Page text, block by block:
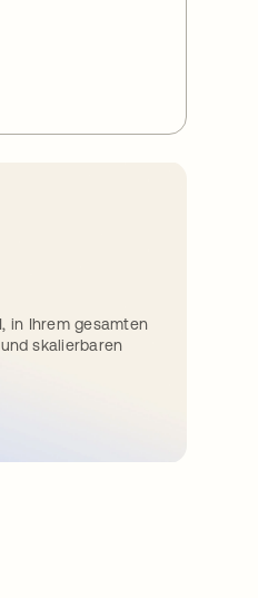
in Ihrem gesamten
skalierbaren
geöffnet